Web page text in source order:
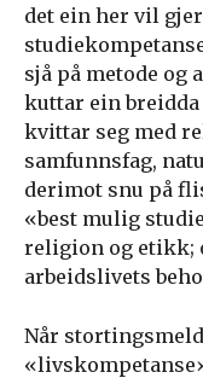
det ein her vil
sjå på metode og
kuttar ein
kvittar seg med
samfunnsfag,
derimot snu på
«best mulig
religion og etikk;
arbeidslivets
Når